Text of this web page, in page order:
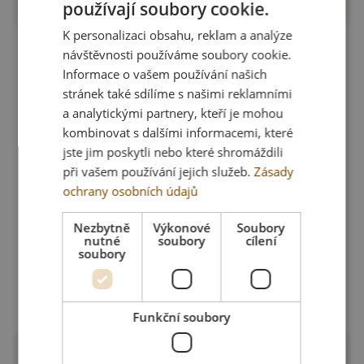
používají soubory cookie.
K personalizaci obsahu, reklam a analýze
návštěvnosti používáme soubory cookie.
Informace o vašem používání našich
stránek také sdílíme s našimi reklamními
a analytickými partnery, kteří je mohou
kombinovat s dalšími informacemi, které
jste jim poskytli nebo které shromáždili
při vašem používání jejich služeb.Zásady
ochrany osobních údajů
Nezbytně
nutné
soubory
Výkonové
soubory
Soubory
cílení
Funkční soubory